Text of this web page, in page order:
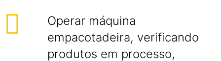
Operar máquina
empacotadeira, verificando
produtos em processo,